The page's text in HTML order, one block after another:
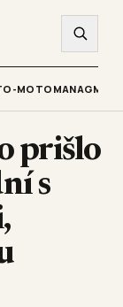
MOTO
prišlo
s